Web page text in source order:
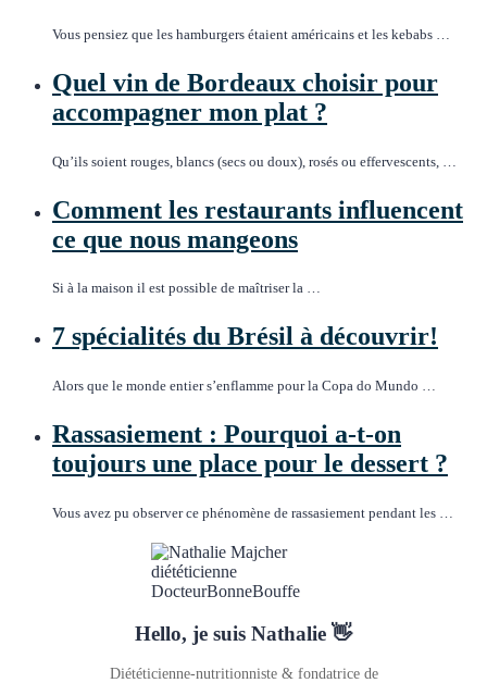
Vous pensiez que les hamburgers étaient américains et les kebabs …
Quel vin de Bordeaux choisir pour
accompagner mon plat ?
Qu’ils soient rouges, blancs (secs ou doux), rosés ou effervescents, …
Comment les restaurants influencent
ce que nous mangeons
Si à la maison il est possible de maîtriser la …
7 spécialités du Brésil à découvrir!
Alors que le monde entier s’enflamme pour la Copa do Mundo …
Rassasiement : Pourquoi a-t-on
toujours une place pour le dessert ?
Vous avez pu observer ce phénomène de rassasiement pendant les …
Hello, je suis Nathalie 👋
Diététicienne-nutritionniste & fondatrice de